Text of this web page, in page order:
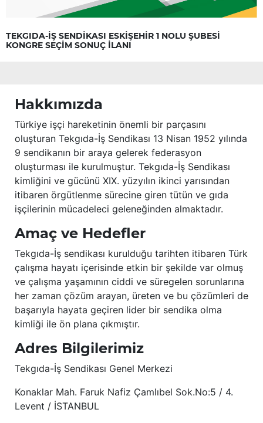
TEKGIDA-İŞ SENDİKASI ESKİŞEHİR 1 NOLU ŞUBESİ
KONGRE SEÇİM SONUÇ İLANI
Hakkımızda
Türkiye işçi hareketinin önemli bir parçasını
oluşturan Tekgıda-İş Sendikası 13 Nisan 1952 yılında
9 sendikanın bir araya gelerek federasyon
oluşturması ile kurulmuştur. Tekgıda-İş Sendikası
kimliğini ve gücünü XIX. yüzyılın ikinci yarısından
itibaren örgütlenme sürecine giren tütün ve gıda
işçilerinin mücadeleci geleneğinden almaktadır.
Amaç ve Hedefler
Tekgıda-İş sendikası kurulduğu tarihten itibaren Türk
çalışma hayatı içerisinde etkin bir şekilde var olmuş
ve çalışma yaşamının ciddi ve süregelen sorunlarına
her zaman çözüm arayan, üreten ve bu çözümleri de
başarıyla hayata geçiren lider bir sendika olma
kimliği ile ön plana çıkmıştır.
Adres Bilgilerimiz
Tekgıda-İş Sendikası Genel Merkezi
Konaklar Mah. Faruk Nafiz Çamlıbel Sok.No:5 / 4.
Levent / İSTANBUL